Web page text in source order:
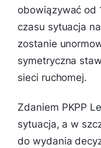
obowiązywać od
czasu sytuacja
zostanie
symetryczna
sieci ruchomej.
Zdaniem PKPP
sytuacja, a w
do wydania